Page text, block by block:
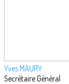
Yves MAURY
Secrétaire Général